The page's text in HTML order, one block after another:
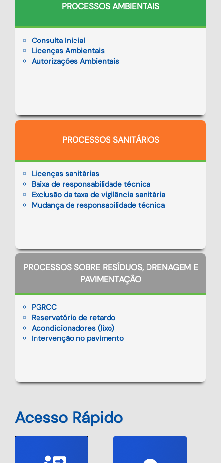
PROCESSOS AMBIENTAIS
Consulta Inicial
Licenças Ambientais
Autorizações Ambientais
PROCESSOS SANITÁRIOS
Licenças sanitárias
Baixa de responsabilidade técnica
Exclusão da taxa de vigilância sanitária
Mudança de responsabilidade técnica
PROCESSOS SOBRE RESÍDUOS, DRENAGEM E
PAVIMENTAÇÃO
PGRCC
Reservatório de retardo
Acondicionadores (lixo)
Intervenção no pavimento
Acesso Rápido